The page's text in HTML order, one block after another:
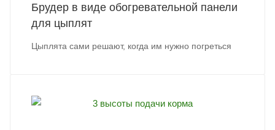
Брудер в виде обогревательной панели
для цыплят
Цыплята сами решают, когда им нужно погреться